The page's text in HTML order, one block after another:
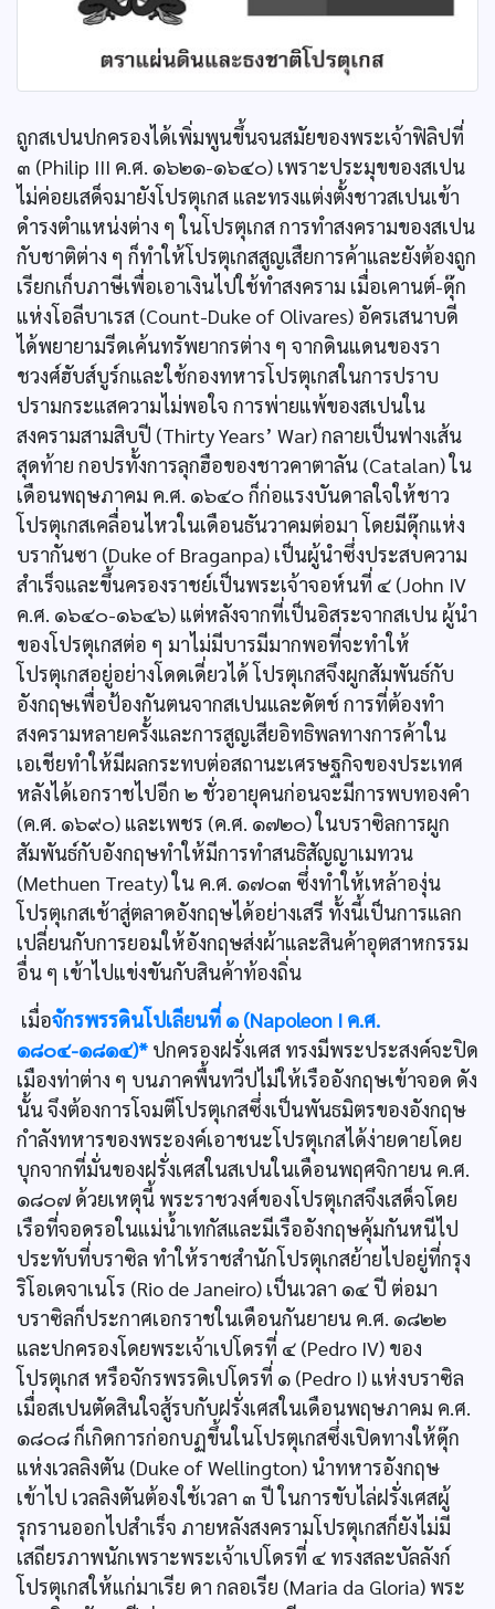
ถูกสเปนปกครองได้เพิ่มพูนขึ้นจนสมัยของพระเจ้าฟิลิปที่
๓ (Philip III ค.ศ. ๑๖๒๑-๑๖๔๐) เพราะประมุขของสเปน
ไม่ค่อยเสด็จมายังโปรตุเกส และทรงแต่งตั้งชาวสเปนเข้า
ดำรงตำแหน่งต่าง ๆ ในโปรตุเกส การทำสงครามของสเปน
กับชาติต่าง ๆ ก็ทำให้โปรตุเกสสูญเสืยการค้าและยังต้องถูก
เรียกเก็บภาษีเพื่อเอาเงินไปใช้ทำสงคราม เมื่อเคานต์-ดุ๊ก
แห่งโอลีบาเรส (Count-Duke of Olivares) อัครเสนาบดี
ได้พยายามรีดเค้นทรัพยากรต่าง ๆ จากดินแดนของรา
ชวงศ์ฮับส์บูร์กและใช้กองทหารโปรตุเกสในการปราบ
ปรามกระแสความไม่พอใจ การพ่ายแพ้ของสเปนใน
สงครามสามสิบปี (Thirty Years’ War) กลายเป็นฟางเส้น
สุดท้าย กอปรทั้งการลุกฮือของชาวคาตาลัน (Catalan) ใน
เดือนพฤษภาคม ค.ศ. ๑๖๔๐ ก็ก่อแรงบันดาลใจให้ชาว
โปรตุเกสเคลื่อนไหวในเดือนธันวาคมต่อมา โดยมีดุ๊กแห่ง
บรากันซา (Duke of Braganpa) เป็นผู้นำซึ่งประสบความ
สำเร็จและขึ้นครองราชย์เป็นพระเจ้าจอห์นที่ ๔ (John IV
ค.ศ. ๑๖๔๐-๑๖๔๖) แต่หลังจากที่เป็นอิสระจากสเปน ผู้นำ
ของโปรตุเกสต่อ ๆ มาไม่มีบารมีมากพอที่จะทำให้
โปรตุเกสอยู่อย่างโดดเดี่ยวได้ โปรตุเกสจึงผูกสัมพันธ์กับ
อังกฤษเพื่อป้องกันตนจากสเปนและดัตช์ การที่ต้องทำ
สงครามหลายครั้งและการสูญเสียอิทธิพลทางการค้าใน
เอเชียทำให้มีผลกระทบต่อสถานะเศรษฐกิจของประเทศ
หลังได้เอกราชไปอีก ๒ ชั่วอายุคนก่อนจะมีการพบทองคำ
(ค.ศ. ๑๖๙๐) และเพชร (ค.ศ. ๑๗๒๐) ในบราซิลการผูก
สัมพันธ์กับอังกฤษทำให้มีการทำสนธิสัญญาเมทวน
(Methuen Treaty) ใน ค.ศ. ๑๗๐๓ ซึ่งทำให้เหล้าองุ่น
โปรตุเกสเช้าสู่ตลาดอังกฤษได้อย่างเสรี ทั้งนี้เป็นการแลก
เปลี่ยนกับการยอมให้อังกฤษส่งผ้าและสินค้าอุตสาหกรรม
อื่น ๆ เข้าไปแข่งขันกับสินค้าท้องถิ่น
เมื่อจักรพรรดินโปเลียนที่ ๑ (Napoleon I ค.ศ.
๑๘๐๔-๑๘๑๔)* ปกครองฝรั่งเศส ทรงมีพระประสงค์จะปิด
เมืองท่าต่าง ๆ บนภาคพื้นทวีปไม่ให้เรืออังกฤษเข้าจอด ดัง
นั้น จึงต้องการโจมตีโปรตุเกสซึ่งเป็นพันธมิตรของอังกฤษ
กำลังทหารของพระองค์เอาชนะโปรตุเกสได้ง่ายดายโดย
บุกจากที่มั่นของฝรั่งเศสในสเปนในเดือนพฤศจิกายน ค.ศ.
๑๘๐๗ ด้วยเหตุนี้ พระราชวงศ์ของโปรตุเกสจึงเสด็จโดย
เรือที่จอดรอในแม่น้ำเทกัสและมีเรืออังกฤษคุ้มกันหนีไป
ประทับที่บราซิล ทำให้ราชสำนักโปรตุเกสย้ายไปอยู่ที่กรุง
ริโอเดจาเนโร (Rio de Janeiro) เป็นเวลา ๑๔ ปี ต่อมา
บราซิลก็ประกาศเอกราชในเดือนกันยายน ค.ศ. ๑๘๒๒
และปกครองโดยพระเจ้าเปโดรที่ ๔ (Pedro IV) ของ
โปรตุเกส หรือจักรพรรดิเปโดรที่ ๑ (Pedro I) แห่งบราซิล
เมื่อสเปนตัดสินใจสู้รบกับฝรั่งเศสในเดือนพฤษภาคม ค.ศ.
๑๘๐๘ ก็เกิดการก่อกบฏขึ้นในโปรตุเกสซึ่งเปิดทางให้ดุ๊ก
แห่งเวลลิงตัน (Duke of Wellington) นำทหารอังกฤษ
เข้าไป เวลลิงตันต้องใช้เวลา ๓ ปี ในการขับไล่ฝรั่งเศสผู้
รุกรานออกไปสำเร็จ ภายหลังสงครามโปรตุเกสก็ยังไม่มี
เสถียรภาพนักเพราะพระเจ้าเปโดรที่ ๔ ทรงสละบัลลังก์
โปรตุเกสให้แก่มาเรีย ดา กลอเรีย (Maria da Gloria) พระ